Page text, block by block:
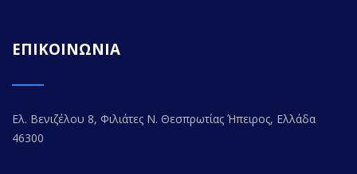
ΕΠΙΚΟΙΝΩΝΙΑ
Ελ. Βενιζέλου 8, Φιλιάτες Ν. Θεσπρωτίας Ήπειρος, Ελλάδα
46300